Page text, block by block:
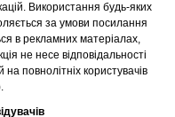
Використання будь-яких
за умови посилання
в рекламних матеріалах,
не несе відповідальності
повнолітніх користувачів